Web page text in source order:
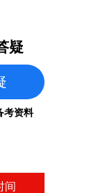
疑
考资料
间